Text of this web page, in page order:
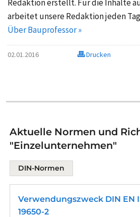
Redaktion erstellt. Für die Inhalte
arbeitet unsere Redaktion jeden
Über Bauprofessor »
02.01.2016 Drucken
Aktuelle Normen und
"Einzelunternehmen"
DIN-Normen
Verwendungszweck DIN EN
19650-2